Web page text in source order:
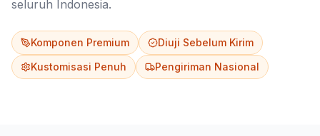
seluruh Indonesia.
Komponen Premium
Diuji Sebelum Kirim
Kustomisasi Penuh
Pengiriman Nasional